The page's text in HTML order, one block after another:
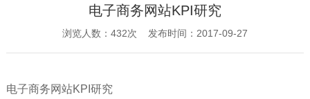
电子商务网站KPI研究
浏览人数： 432次 发布时间：2017-09-27
电子商务网站KPI研究